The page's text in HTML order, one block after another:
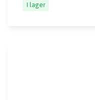
I lager